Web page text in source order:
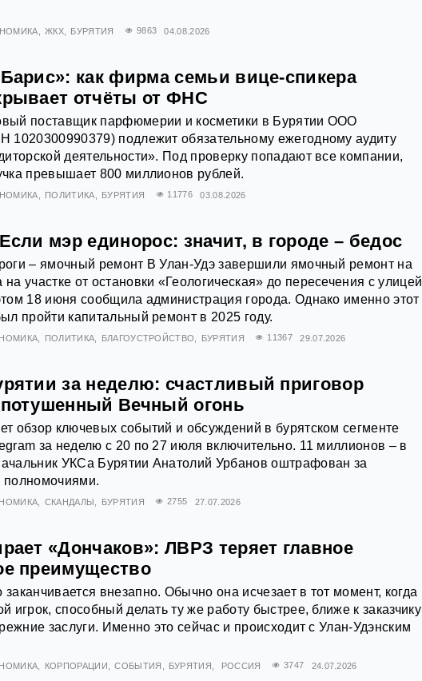
ЖКХ БУРЯТИЯ 9863 04.08.2026
как фирма семьи вице-спикера
отчёты от ФНС
поставщик парфюмерии и косметики в Бурятии ООО
1020300990379) подлежит обязательному ежегодному аудиту
деятельности». Под проверку попадают все компании,
превышает 800 миллионов рублей.
ПОЛИТИКА БУРЯТИЯ 11776 03.08.2026
мэр единорос: значит, в городе – бедос
– ямочный ремонт В Улан-Удэ завершили ямочный ремонт на
участке от остановки «Геологическая» до пересечения с улицей
18 июня сообщила администрация города. Однако именно этот
пройти капитальный ремонт в 2025 году.
ПОЛИТИКА БЛАГОУСТРОЙСТВО БУРЯТИЯ 11367 29.07.2026
за неделю: счастливый приговор
Вечный огонь
обзор ключевых событий и обсуждений в бурятском сегменте
за неделю с 20 по 27 июля включительно. 11 миллионов – в
УКСа Бурятии Анатолий Урбанов оштрафован за
полномочиями.
СКАНДАЛЫ БУРЯТИЯ 2755 27.07.2026
«Дончаков»: ЛВРЗ теряет главное
преимущество
внезапно. Обычно она исчезает в тот момент, когда
игрок, способный делать ту же работу быстрее, ближе к заказчику
заслуги. Именно это сейчас и происходит с Улан-Удэнским
КОРПОРАЦИИ СОБЫТИЯ БУРЯТИЯ РОССИЯ 3747 24.07.2026